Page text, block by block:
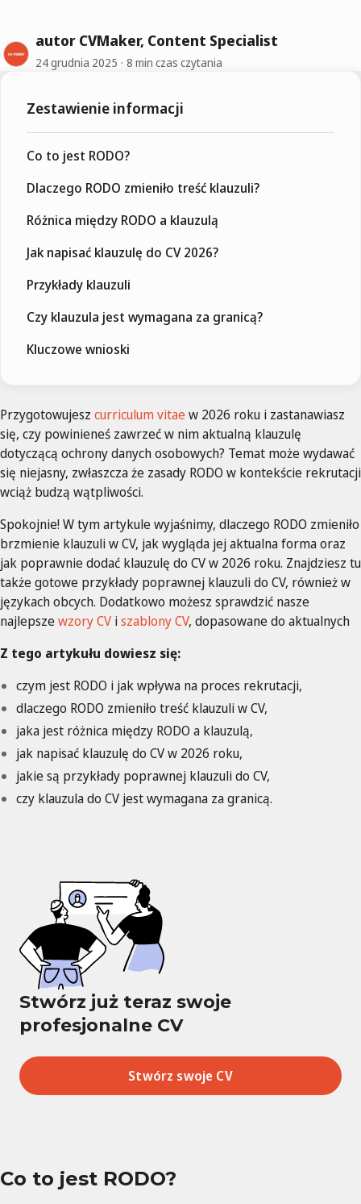
autor CVMaker, Content Specialist
24 grudnia 2025 8 min czas czytania
Przygotowujesz curriculum vitaew 2026 roku i zastanawiasz
się, czy powinieneś zawrzeć w nim aktualną klauzulę
dotyczącą ochrony danych osobowych? Temat może wydawać
się niejasny, zwłaszcza że zasady RODO w kontekście rekrutacji
wciąż budzą wątpliwości.
Spokojnie! W tym artykule wyjaśnimy, dlaczego RODO zmieniło
brzmienie klauzuli w CV, jak wygląda jej aktualna forma oraz
jak poprawnie dodać klauzulę do CV w 2026 roku. Znajdziesz tu
także gotowe przykłady poprawnej klauzuli do CV, również w
językach obcych. Dodatkowo możesz sprawdzić nasze
najlepszewzory CV iszablony CV, dopasowane do aktualnych
Z tego artykułu dowiesz się:
czym jest RODO i jak wpływa na proces rekrutacji,
dlaczego RODO zmieniło treść klauzuli w CV,
jaka jest różnica między RODO a klauzulą,
jak napisać klauzulę do CV w 2026 roku,
jakie są przykłady poprawnej klauzuli do CV,
czy klauzula do CV jest wymagana za granicą.
Stwórz już teraz swoje
profesjonalne CV
Stwórz swoje CV
Co to jest RODO?
Zestawienie informacji
Co to jest RODO?
Dlaczego RODO zmieniło treść klauzuli?
Różnica między RODO a klauzulą
Jak napisać klauzulę do CV 2026?
Przykłady klauzuli
Czy klauzula jest wymagana za granicą?
Kluczowe wnioski